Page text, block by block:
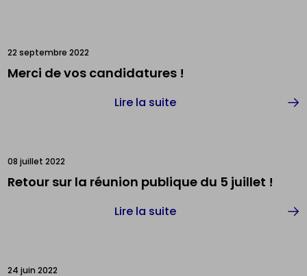
22 septembre 2022
Merci de vos candidatures !
Lire la suite
08 juillet 2022
Retour sur la réunion publique du 5 juillet !
Lire la suite
24 juin 2022